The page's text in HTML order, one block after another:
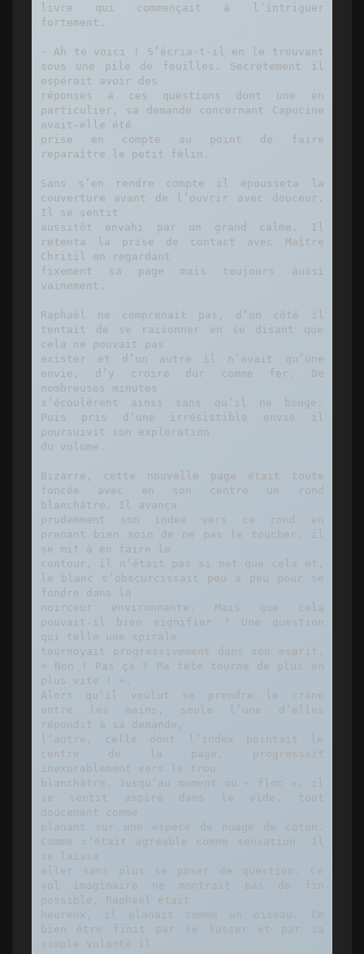
livre qui commençait à l’intriguer
fortement.
- Ah te voici ! S’écria-t-il en le trouvant
sous une pile de feuilles. Secrètement il
espérait avoir des
réponses à ces questions dont une en
particulier, sa demande concernant Capucine
avait-elle été
prise en compte au point de faire
reparaître le petit félin.
Sans s’en rendre compte il épousseta la
couverture avant de l’ouvrir avec douceur.
Il se sentit
aussitôt envahi par un grand calme. Il
retenta la prise de contact avec Maître
Chritil en regardant
fixement sa page mais toujours aussi
vainement.
Raphaël ne comprenait pas, d’un côté il
tentait de se raisonner en se disant que
cela ne pouvait pas
exister et d’un autre il n’avait qu’une
envie, d’y croire dur comme fer. De
nombreuses minutes
s’écoulèrent ainsi sans qu’il ne bouge.
Puis pris d’une irrésistible envie il
poursuivit son exploration
du volume.
Bizarre, cette nouvelle page était toute
foncée avec en son centre un rond
blanchâtre. Il avança
prudemment son index vers ce rond en
prenant bien soin de ne pas le toucher, il
se mit à en faire le
contour, il n’était pas si net que cela et,
le blanc s’obscurcissait peu à peu pour se
fondre dans la
noirceur environnante. Mais que cela
pouvait-il bien signifier ? Une question
qui telle une spirale
tournoyait progressivement dans son esprit.
« Non ! Pas ça ! Ma tête tourne de plus en
plus vite ! ».
Alors qu’il voulut se prendre le crâne
entre les mains, seule l’une d’elles
répondit à sa demande,
l’autre, celle dont l’index pointait le
centre de la page, progressait
inexorablement vers le trou
blanchâtre. Jusqu’au moment ou « floc », il
se sentit aspiré dans le vide, tout
doucement comme
planant sur une espèce de nuage de coton.
Comme c’était agréable comme sensation. Il
se laissa
aller sans plus se poser de question. Ce
vol imaginaire ne montrait pas de fin
possible, Raphaël était
heureux, il planait comme un oiseau. Ce
bien être finit par le lasser et par sa
simple volonté il